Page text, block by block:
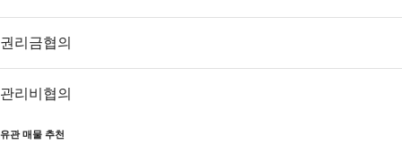
권리금협의
관리비 협의
유관 매물 추천